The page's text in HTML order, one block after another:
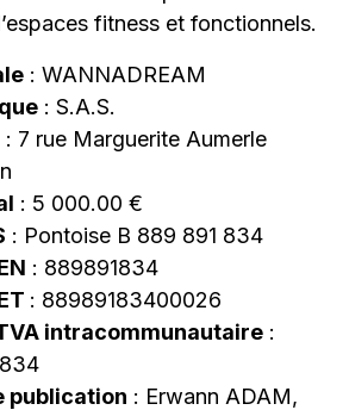
fitness et fonctionnels.
: WANNADREAM
: S.A.S.
: 7 rue Marguerite Aumerle
: 5 000.00 €
: Pontoise B 889 891 834
: 889891834
: 88989183400026
intracommunautaire :
publication : Erwann ADAM,